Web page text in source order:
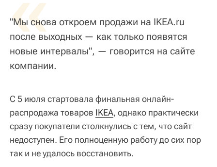
"Мы снова откроем продажи на IKEA.ru
после выходных — как только появятся
новые интервалы", — говорится на сайте
компании.
С 5 июля стартовала финальная онлайн-
распродажа товаров IKEA, однако практически
сразу покупатели столкнулись с тем, что сайт
недоступен. Его полноценную работу до сих пор
так и не удалось восстановить.